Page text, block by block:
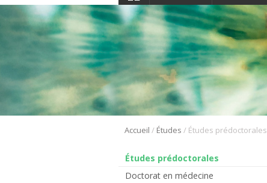
Accueil / Études / Études prédoctorales
Études prédoctorales
Doctorat en médecine